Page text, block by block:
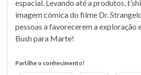
espacial. Levando até a produtos,
imagem cómica do filme Dr.
pessoas a favorecerem a exploração
Bush para Marte!
Partilhe o conhecimento!